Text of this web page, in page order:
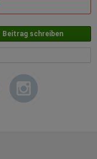
Beitrag schreiben